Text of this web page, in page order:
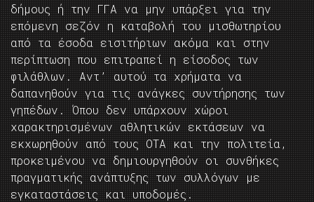
δήμους ή την ΓΓΑ να μην υπάρξει για την
επόμενη σεζόν η καταβολή του μισθωτηρίου
από τα έσοδα εισιτήριων ακόμα και στην
περίπτωση που επιτραπεί η είσοδος των
φιλάθλων. Αντ’ αυτού τα χρήματα να
δαπανηθούν για τις ανάγκες συντήρησης των
γηπέδων. Όπου δεν υπάρχουν χώροι
χαρακτηρισμένων αθλητικών εκτάσεων να
εκχωρηθούν από τους ΟΤΑ και την πολιτεία,
προκειμένου να δημιουργηθούν οι συνθήκες
πραγματικής ανάπτυξης των συλλόγων με
εγκαταστάσεις και υποδομές.